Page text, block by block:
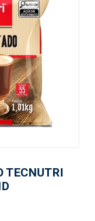
TECNUTRI